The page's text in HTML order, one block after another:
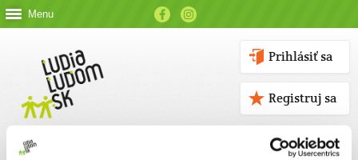
Menu
Prihlásiť sa
Registruj sa